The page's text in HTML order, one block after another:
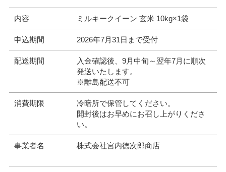
内容 ミルキークイーン 玄米 10kg×1袋
申込期間 2026年7月31日まで受付
配送期間
入金確認後、9月中旬～翌年7月に順次
発送いたします。
※離島配送不可
消費期限
冷暗所で保管してください。
開封後はお早めにお召し上がりくださ
い。
事業者名 株式会社宮内徳次郎商店